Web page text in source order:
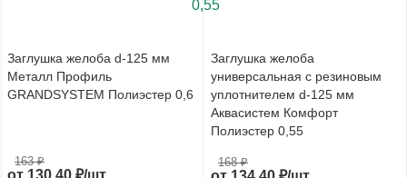
Заглушка желоба d-125 мм
Металл Профиль
GRANDSYSTEM Полиэстер 0,6
от 130.40 ₽/шт
163 ₽
Заглушка желоба
универсальная с резиновым
уплотнителем d-125 мм
Аквасистем Комфорт
Полиэстер 0,55
168 ₽